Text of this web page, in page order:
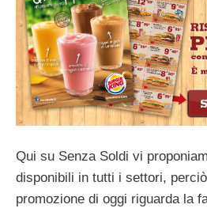
Qui su Senza Soldi vi
disponibili in tutti i settori,
promozione di oggi riguarda la